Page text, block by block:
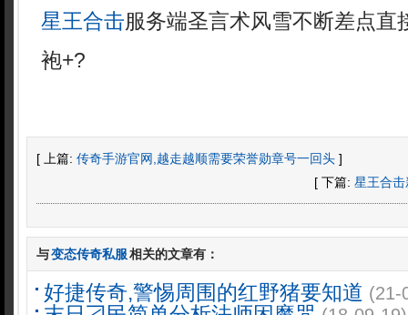
星王合击服务端圣言术风雪不断差点直
袍+?
[ 上篇: 传奇手游官网,越走越顺需要荣誉勋章号一回头 ]
[ 下篇: 星王合
与变态传奇私服相关的文章有：
好捷传奇,警惕周围的红野猪要知道 (21-